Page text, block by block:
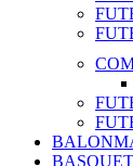
BASQUET